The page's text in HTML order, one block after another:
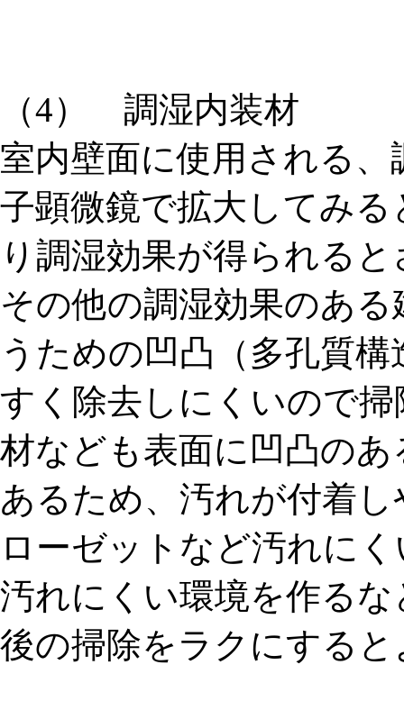
（4） 調湿内装材
室内壁面に使用される
子顕微鏡で拡大してみ
り調湿効果が得られる
その他の調湿効果のあ
うための凹凸（多孔質
すく除去しにくいので
材なども表面に凹凸の
あるため、汚れが付着
ローゼットなど汚れに
汚れにくい環境を作る
後の掃除をラクにすると